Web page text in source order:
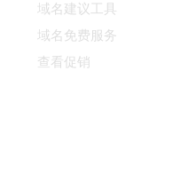
域名建议工具
域名免费服务
查看促销